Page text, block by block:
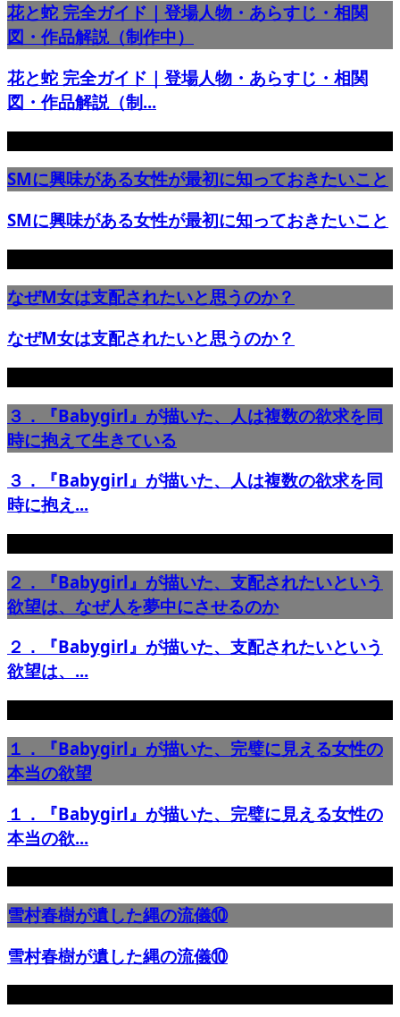
花と蛇 完全ガイド｜登場人物・あらすじ・相関
図・作品解説（制作中）
花と蛇 完全ガイド｜登場人物・あらすじ・相関
図・作品解説（制...
SMに興味がある女性が最初に知っておきたいこと
SMに興味がある女性が最初に知っておきたいこと
なぜM女は支配されたいと思うのか？
なぜM女は支配されたいと思うのか？
３．『Babygirl』が描いた、人は複数の欲求を同
時に抱えて生きている
３．『Babygirl』が描いた、人は複数の欲求を同
時に抱え...
２．『Babygirl』が描いた、支配されたいという
欲望は、なぜ人を夢中にさせるのか
２．『Babygirl』が描いた、支配されたいという
欲望は、...
１．『Babygirl』が描いた、完璧に見える女性の
本当の欲望
１．『Babygirl』が描いた、完璧に見える女性の
本当の欲...
雪村春樹が遺した縄の流儀⑩
雪村春樹が遺した縄の流儀⑩